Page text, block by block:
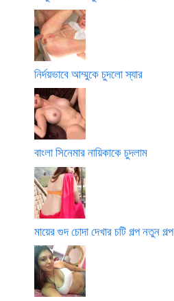
নির্দয়ভাবে আম্মুকে চুদলো স্যার
বাংলা সিনেমার নায়িকাকে চুদলাম
মায়ের গুদ চোদা দেখার চটি গল্প নতুন গল্প